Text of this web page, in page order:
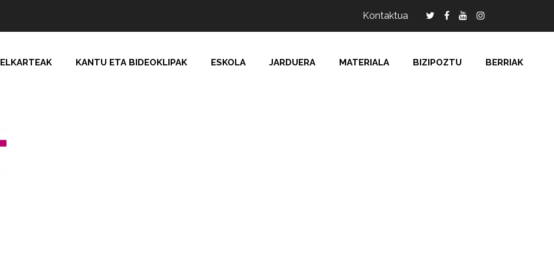
Kontaktua
ELKARTEAK KANTU ETA BIDEOKLIPAK ESKOLA JARDUERA MATERIALA BIZIPOZTU BERRIAK